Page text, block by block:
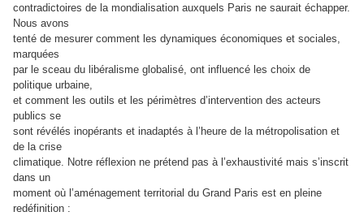
contradictoires de la mondialisation auxquels Paris ne saurait échapper.
Nous avons
tenté de mesurer comment les dynamiques économiques et sociales,
marquées
par le sceau du libéralisme globalisé, ont influencé les choix de
politique urbaine,
et comment les outils et les périmètres d’intervention des acteurs
publics se
sont révélés inopérants et inadaptés à l’heure de la métropolisation et
de la crise
climatique. Notre réflexion ne prétend pas à l’exhaustivité mais s’inscrit
dans un
moment où l’aménagement territorial du Grand Paris est en pleine
redéfinition :